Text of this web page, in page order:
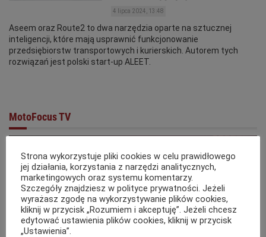
4 lipca 2024, 13:48
Aseem oraz Route2 to dwa narzędzia oparte na sztucznej
inteligencji, które mają usprawnić funkcjonowanie
przedsiębiorstw transportowych i kurierskich. Autorem tych
rozwiązań jest polski start-up ALEET.
MotoFocus TV
Strona wykorzystuje pliki cookies w celu prawidłowego
jej działania, korzystania z narzędzi analitycznych,
marketingowych oraz systemu komentarzy.
Szczegóły znajdziesz w polityce prywatności. Jeżeli
wyrażasz zgodę na wykorzystywanie plików cookies,
kliknij w przycisk „Rozumiem i akceptuję”. Jeżeli chcesz
edytować ustawienia plików cookies, kliknij w przycisk
„Ustawienia”.